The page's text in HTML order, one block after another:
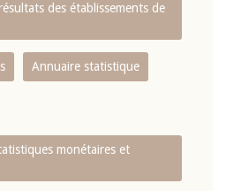
des établissements de
Annuaire statistique
monétaires et